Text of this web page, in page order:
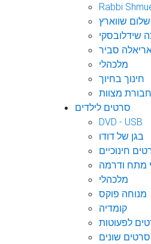
Rabbi
שווארץ
שידלובסקי
סביר
מלכהלי
חינוך בחיוך
חבורת מצוות
סרטים לילדים
DVD - USB
בגן של דודו
חינוכיים
מתח ודרמה
מלכהלי
מנוחה פוקס
קומדיה
לפעוטות
סרטים שונים